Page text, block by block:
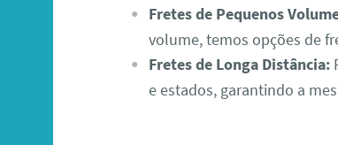
Fretes de Pequenos
volume, temos opções de
Fretes de Longa Distância:
e estados, garantindo a